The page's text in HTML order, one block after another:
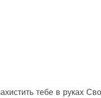
тебе в руках